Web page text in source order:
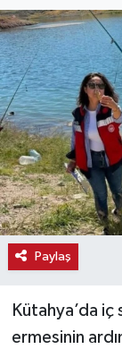
Paylaş
Kütahya’da iç
ermesinin
Emlak
Gündem
Haber
Haber
Kültür-
Magazin
Resmi